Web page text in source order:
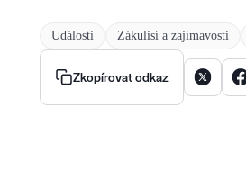
Události Zákulisí a zajímavosti
Zkopírovat odkaz Sdílet